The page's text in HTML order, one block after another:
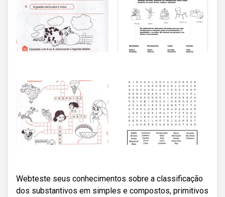
Webteste seus conhecimentos sobre a classificação
dos substantivos em simples e compostos, primitivos